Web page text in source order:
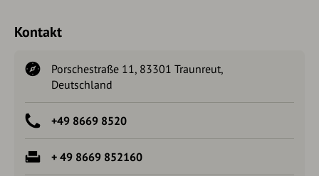
Kontakt
Porschestraße 11, 83301 Traunreut,
Deutschland
+49 8669 8520
+ 49 8669 852160